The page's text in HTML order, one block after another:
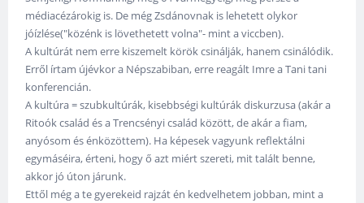
médiacézárokig is. De még Zsdánovnak is lehetett olykor
jóízlése("közénk is lövethetett volna"- mint a viccben).
A kultúrát nem erre kiszemelt körök csinálják, hanem csinálódik.
Erről írtam újévkor a Népszabiban, erre reagált Imre a Tani tani
konferencián.
A kultúra = szubkultúrák, kisebbségi kultúrák diskurzusa (akár a
Ritoók család és a Trencsényi család között, de akár a fiam,
anyósom és énközöttem). Ha képesek vagyunk reflektálni
egymáséira, érteni, hogy ő azt miért szereti, mit talált benne,
akkor jó úton járunk.
Ettől még a te gyerekeid rajzát én kedvelhetem jobban, mint a